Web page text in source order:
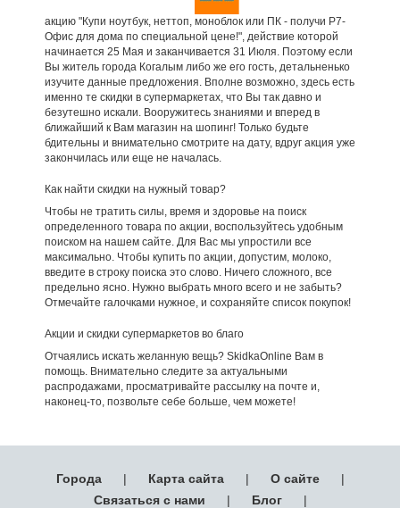
акцию "Купи ноутбук, неттоп, моноблок или ПК - получи Р7-
Офис для дома по специальной цене!", действие которой
начинается 25 Мая и заканчивается 31 Июля. Поэтому если
Вы житель города Когалым либо же его гость, детальненько
изучите данные предложения. Вполне возможно, здесь есть
именно те скидки в супермаркетах, что Вы так давно и
безутешно искали. Вооружитесь знаниями и вперед в
ближайший к Вам магазин на шопинг! Только будьте
бдительны и внимательно смотрите на дату, вдруг акция уже
закончилась или еще не началась.
Как найти скидки на нужный товар?
Чтобы не тратить силы, время и здоровье на поиск
определенного товара по акции, воспользуйтесь удобным
поиском на нашем сайте. Для Вас мы упростили все
максимально. Чтобы купить по акции, допустим, молоко,
введите в строку поиска это слово. Ничего сложного, все
предельно ясно. Нужно выбрать много всего и не забыть?
Отмечайте галочками нужное, и сохраняйте список покупок!
Акции и скидки супермаркетов во благо
Отчаялись искать желанную вещь? SkidkaOnline Вам в
помощь. Внимательно следите за актуальными
распродажами, просматривайте рассылку на почте и,
наконец-то, позвольте себе больше, чем можете!
Города | Карта сайта | О сайте
|
Связаться с нами
| Блог |